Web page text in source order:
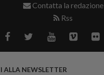
Contatta la redazione
Rss
ALLA NEWSLETTER